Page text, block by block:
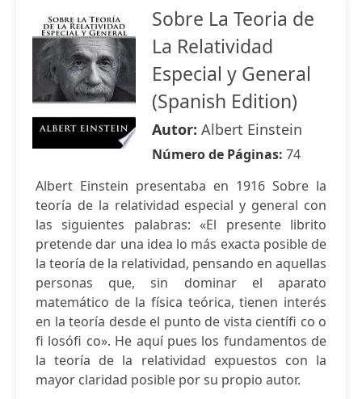
Sobre La Teoria de
La Relatividad
Especial y General
(Spanish Edition)
Autor: Albert Einstein
Número de Páginas: 74
Albert Einstein presentaba en 1916 Sobre la
teoría de la relatividad especial y general con
las siguientes palabras: «El presente librito
pretende dar una idea lo más exacta posible de
la teoría de la relatividad, pensando en aquellas
personas que, sin dominar el aparato
matemático de la física teórica, tienen interés
en la teoría desde el punto de vista científi co o
fi losófi co». He aquí pues los fundamentos de
la teoría de la relatividad expuestos con la
mayor claridad posible por su propio autor.